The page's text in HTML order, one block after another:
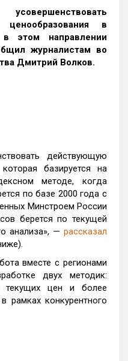
в
в этом направлении
журналистам во
Дмитрий Волков.
действующую
базируется на
методе, когда
по базе 2000 года с
Минстроем России
берется по текущей
анализа», — рассказал
вместе с регионами
двух методик:
текущих цен и более
рамках конкурентного